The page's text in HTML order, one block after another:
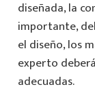
diseñada, la
importante,
el diseño, los
experto
adecuadas.